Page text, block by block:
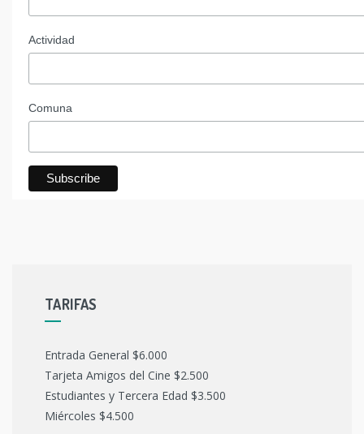
Actividad
Comuna
TARIFAS
Entrada General $6.000
Tarjeta Amigos del Cine $2.500
Estudiantes y Tercera Edad $3.500
Miércoles $4.500